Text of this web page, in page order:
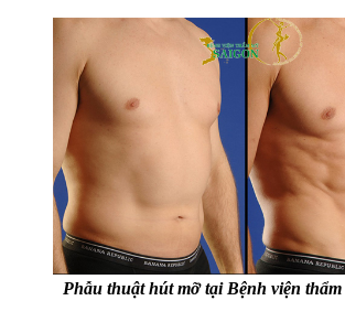
Phẫu thuật hút mỡ tại Bệnh viện thẩm